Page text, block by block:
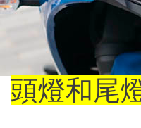
頭燈和尾